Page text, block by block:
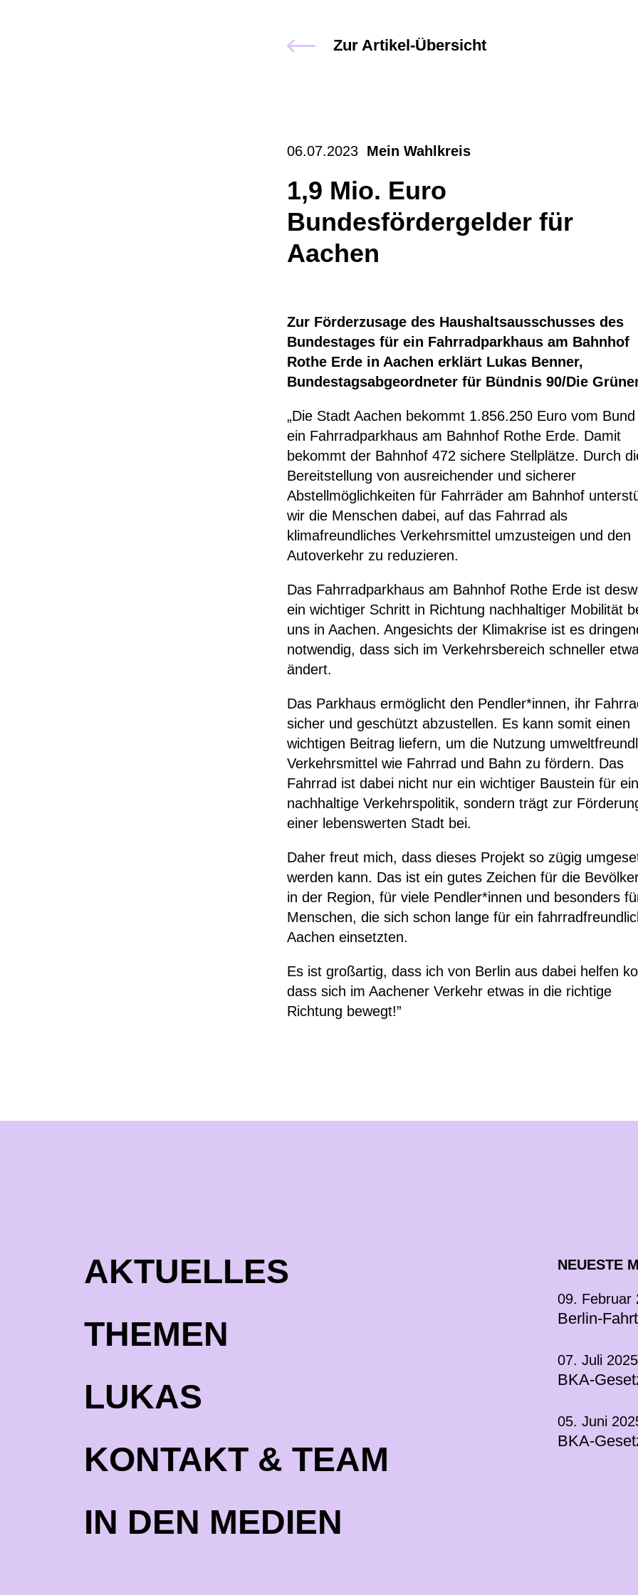
Zur Artikel-Übersicht
06.07.2023 Mein Wahlkreis
1,9 Mio. Euro
Bundesfördergelder für
Aachen
Zur Förderzusage des Haushaltsausschusses des
Bundestages für ein Fahrradparkhaus am Bahnhof
Rothe Erde in Aachen erklärt Lukas Benner,
Bundestagsabgeordneter für Bündnis 90/Die
„Die Stadt Aachen bekommt 1.856.250 Euro vom
ein Fahrradparkhaus am Bahnhof Rothe Erde. Damit
bekommt der Bahnhof 472 sichere Stellplätze. Durch
Bereitstellung von ausreichender und sicherer
Abstellmöglichkeiten für Fahrräder am Bahnhof
wir die Menschen dabei, auf das Fahrrad als
klimafreundliches Verkehrsmittel umzusteigen und den
Autoverkehr zu reduzieren.
Das Fahrradparkhaus am Bahnhof Rothe Erde ist
ein wichtiger Schritt in Richtung nachhaltiger Mobilität
uns in Aachen. Angesichts der Klimakrise ist es
notwendig, dass sich im Verkehrsbereich schneller
ändert.
Das Parkhaus ermöglicht den Pendler*innen, ihr
sicher und geschützt abzustellen. Es kann somit einen
wichtigen Beitrag liefern, um die Nutzung
Verkehrsmittel wie Fahrrad und Bahn zu fördern. Das
Fahrrad ist dabei nicht nur ein wichtiger Baustein für
nachhaltige Verkehrspolitik, sondern trägt zur
einer lebenswerten Stadt bei.
Daher freut mich, dass dieses Projekt so zügig
werden kann. Das ist ein gutes Zeichen für die
in der Region, für viele Pendler*innen und besonders
Menschen, die sich schon lange für ein
Aachen einsetzten.
Es ist großartig, dass ich von Berlin aus dabei helfen
dass sich im Aachener Verkehr etwas in die richtige
Richtung bewegt!”
AKTUELLES
THEMEN
LUKAS
KONTAKT & TEAM
IN DEN MEDIEN
NEUESTE
09. Februar
Berlin-
07. Juli 2025
BKA-
05. Juni
BKA-